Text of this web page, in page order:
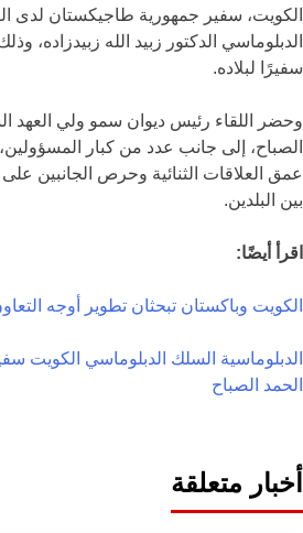
الكويت، سفير جمهورية طاجيكستان لدى
الدبلوماسي الدكتور زبيد الله زبيدزاده،
سفيرًا لبلاده.
وحضر اللقاء رئيس ديوان سمو ولي العهد
الصباح، إلى جانب عدد من كبار
عمق العلاقات الثنائية وحرص الجانبين على
بين البلدين.
اقرأ أيضًا:
الكويت وباكستان تبحثان تطوير أوجه
الدبلوماسية السلك الدبلوماسي الكويت
الحمد الصباح
أخبار متعلقة